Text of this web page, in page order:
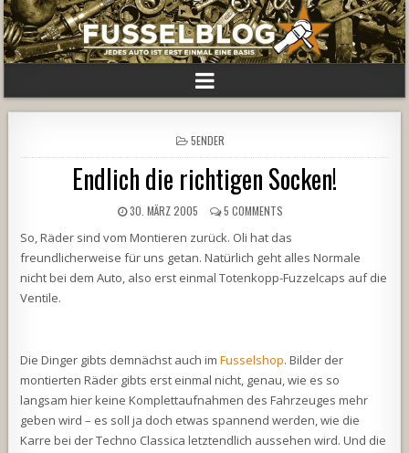
POSTED
IN
5ENDER
Endlich die richtigen Socken!
30. MÄRZ 2005 5 COMMENTS
So, Räder sind vom Montieren zurück. Oli hat das
freundlicherweise für uns getan. Natürlich geht alles Normale
nicht bei dem Auto, also erst einmal Totenkopp-Fuzzelcaps auf die
Ventile.
Die Dinger gibts demnächst auch imFusselshop. Bilder der
montierten Räder gibts erst einmal nicht, genau, wie es so
langsam hier keine Komplettaufnahmen des Fahrzeuges mehr
geben wird – es soll ja doch etwas spannend werden, wie die
Karre bei der Techno Classica letztendlich aussehen wird. Und die